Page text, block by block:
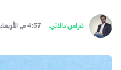
فراس دالاتي 4:57 م, الأربعاء, 7 ديسمبر 2022